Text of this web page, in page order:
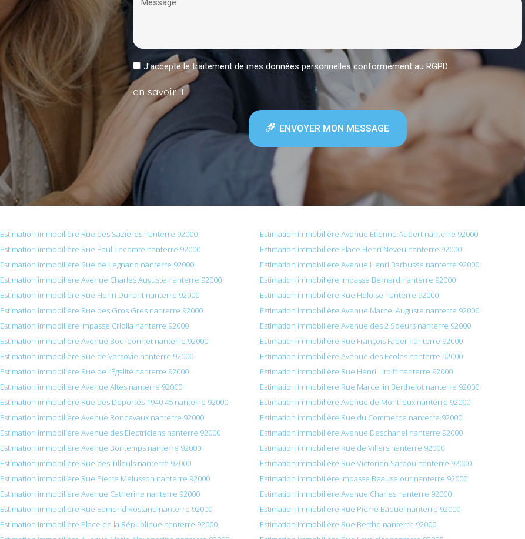
J'accepte le traitement de mes données personnelles conformément au RGPD
en savoir +
ENVOYER MON MESSAGE
Estimation immobilière Rue des Sazieres nanterre 92000
Estimation immobilière Avenue Etienne Aubert nanterre 92000
Estimation immobilière Rue Paul Lecomte nanterre 92000
Estimation immobilière Place Henri Neveu nanterre 92000
Estimation immobilière Rue de Legnano nanterre 92000
Estimation immobilière Avenue Henri Barbusse nanterre 92000
Estimation immobilière Avenue Charles Auguste nanterre 92000
Estimation immobilière Impasse Bernard nanterre 92000
Estimation immobilière Rue Henri Dunant nanterre 92000
Estimation immobilière Rue Heloise nanterre 92000
Estimation immobilière Rue des Gros Gres nanterre 92000
Estimation immobilière Avenue Marcel Auguste nanterre 92000
Estimation immobilière Impasse Criolla nanterre 92000
Estimation immobilière Avenue des 2 Soeurs nanterre 92000
Estimation immobilière Avenue Bourdonnet nanterre 92000
Estimation immobilière Rue François Faber nanterre 92000
Estimation immobilière Rue de Varsovie nanterre 92000
Estimation immobilière Avenue des Écoles nanterre 92000
Estimation immobilière Rue de l’Égalité nanterre 92000
Estimation immobilière Rue Henri Litolff nanterre 92000
Estimation immobilière Avenue Altes nanterre 92000
Estimation immobilière Rue Marcellin Berthelot nanterre 92000
Estimation immobilière Rue des Deportes 1940 45 nanterre 92000
Estimation immobilière Avenue de Montreux nanterre 92000
Estimation immobilière Avenue Roncevaux nanterre 92000
Estimation immobilière Rue du Commerce nanterre 92000
Estimation immobilière Avenue des Electriciens nanterre 92000
Estimation immobilière Avenue Deschanel nanterre 92000
Estimation immobilière Avenue Bontemps nanterre 92000
Estimation immobilière Rue de Villers nanterre 92000
Estimation immobilière Rue des Tilleuls nanterre 92000
Estimation immobilière Rue Victorien Sardou nanterre 92000
Estimation immobilière Rue Pierre Melusson nanterre 92000
Estimation immobilière Impasse Beausejour nanterre 92000
Estimation immobilière Avenue Catherine nanterre 92000
Estimation immobilière Avenue Charles nanterre 92000
Estimation immobilière Rue Edmond Rostand nanterre 92000
Estimation immobilière Rue Pierre Baduel nanterre 92000
Estimation immobilière Place de la République nanterre 92000
Estimation immobilière Rue Berthe nanterre 92000